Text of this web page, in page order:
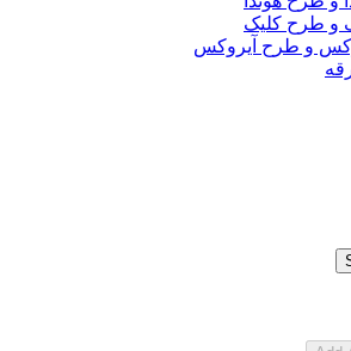
و طرح کلیک
و طرح آیروکس